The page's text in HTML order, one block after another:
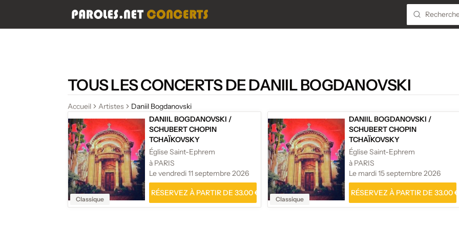
TOUS LES CONCERTS DE DANIIL BOGDANOVSKI
Accueil Artistes Daniil Bogdanovski
Classique
DANIIL BOGDANOVSKI /
SCHUBERT CHOPIN
TCHAÏKOVSKY
Église Saint-Ephrem
à PARIS
Le vendredi 11 septembre 2026
RÉSERVEZ À PARTIR DE 33.00 €
Classique
DANIIL BOGDANOVSKI /
SCHUBERT CHOPIN
TCHAÏKOVSKY
Église Saint-Ephrem
à PARIS
Le mardi 15 septembre 2026
RÉSERVEZ À PARTIR DE 33.00 €